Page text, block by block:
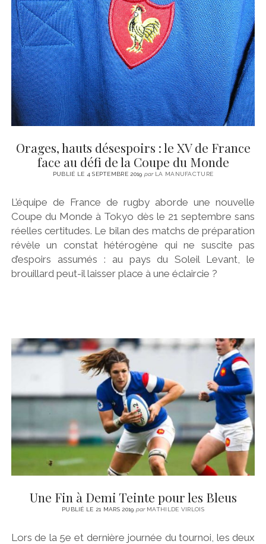
Orages, hauts désespoirs : le XV de France
face au défi de la Coupe du Monde
PUBLIÉ LE 4 SEPTEMBRE 2019 parLA MANUFACTURE
L’équipe de France de rugby aborde une nouvelle
Coupe du Monde à Tokyo dès le 21 septembre sans
réelles certitudes. Le bilan des matchs de préparation
révèle un constat hétérogène qui ne suscite pas
d’espoirs assumés : au pays du Soleil Levant, le
brouillard peut-il laisser place à une éclaircie ?
Une Fin à Demi Teinte pour les Bleus
PUBLIÉ LE 21 MARS 2019 parMATHILDE VIRLOIS
Lors de la 5e et dernière journée du tournoi, les deux